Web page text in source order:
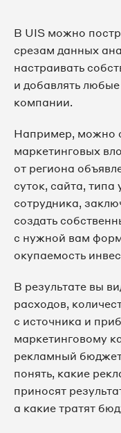
В UIS можно
срезам данных
настраивать
и добавлять
компании.
Например, можно
маркетинговых
от региона
суток, сайта,
сотрудника,
создать
с нужной вам
окупаемость
В результате вы
расходов,
с источника и
маркетинговому
рекламный
понять, какие
приносят
а какие тратят